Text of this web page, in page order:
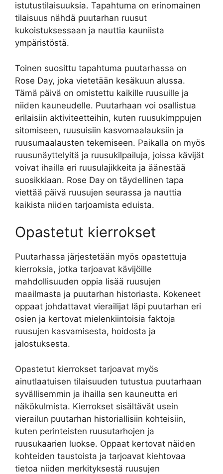
istutustilaisuuksia. Tapahtuma on erinomainen
tilaisuus nähdä puutarhan ruusut
kukoistuksessaan ja nauttia kauniista
ympäristöstä.
Toinen suosittu tapahtuma puutarhassa on
Rose Day, joka vietetään kesäkuun alussa.
Tämä päivä on omistettu kaikille ruusuille ja
niiden kauneudelle. Puutarhaan voi osallistua
erilaisiin aktiviteetteihin, kuten ruusukimppujen
sitomiseen, ruusuisiin kasvomaalauksiin ja
ruusumaalausten tekemiseen. Paikalla on myös
ruusunäyttelyitä ja ruusukilpailuja, joissa kävijät
voivat ihailla eri ruusulajikkeita ja äänestää
suosikkiaan. Rose Day on täydellinen tapa
viettää päivä ruusujen seurassa ja nauttia
kaikista niiden tarjoamista eduista.
Opastetut kierrokset
Puutarhassa järjestetään myös opastettuja
kierroksia, jotka tarjoavat kävijöille
mahdollisuuden oppia lisää ruusujen
maailmasta ja puutarhan historiasta. Kokeneet
oppaat johdattavat vierailijat läpi puutarhan eri
osien ja kertovat mielenkiintoisia faktoja
ruusujen kasvamisesta, hoidosta ja
jalostuksesta.
Opastetut kierrokset tarjoavat myös
ainutlaatuisen tilaisuuden tutustua puutarhaan
syvällisemmin ja ihailla sen kauneutta eri
näkökulmista. Kierrokset sisältävät usein
vierailun puutarhan historiallisiin kohteisiin,
kuten perinteisten ruusutarhojen ja
ruusukaarien luokse. Oppaat kertovat näiden
kohteiden taustoista ja tarjoavat kiehtovaa
tietoa niiden merkityksestä ruusujen